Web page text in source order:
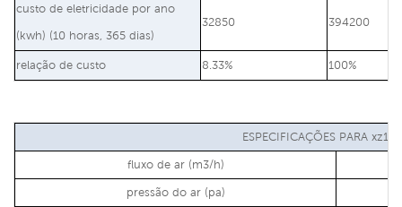
custo de eletricidade por ano
(kwh) (10 horas, 365 dias)
32850 394200
relação de custo 8.33% 100%
ESPECIFICAÇÕES PARA
fluxo de ar (m3/h)
pressão do ar (pa)